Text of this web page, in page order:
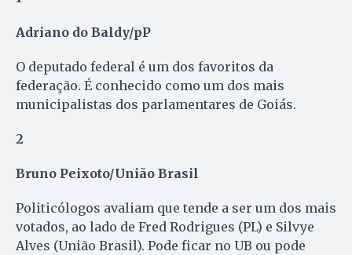
Adriano do Baldy/pP
O deputado federal é um dos favoritos da
federação. É conhecido como um dos mais
municipalistas dos parlamentares de Goiás.
2
Bruno Peixoto/União Brasil
Politicólogos avaliam que tende a ser um dos mais
votados, ao lado de Fred Rodrigues (PL) e Silvye
Alves (União Brasil). Pode ficar no UB ou pode